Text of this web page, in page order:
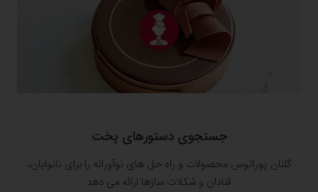
جستجوی دستورهای پخت
گلنان پوراتوس محصولات و راه حل های نوآورانه را برای نانوایان،
قنادان و شکلات سازها ارائه می دهد